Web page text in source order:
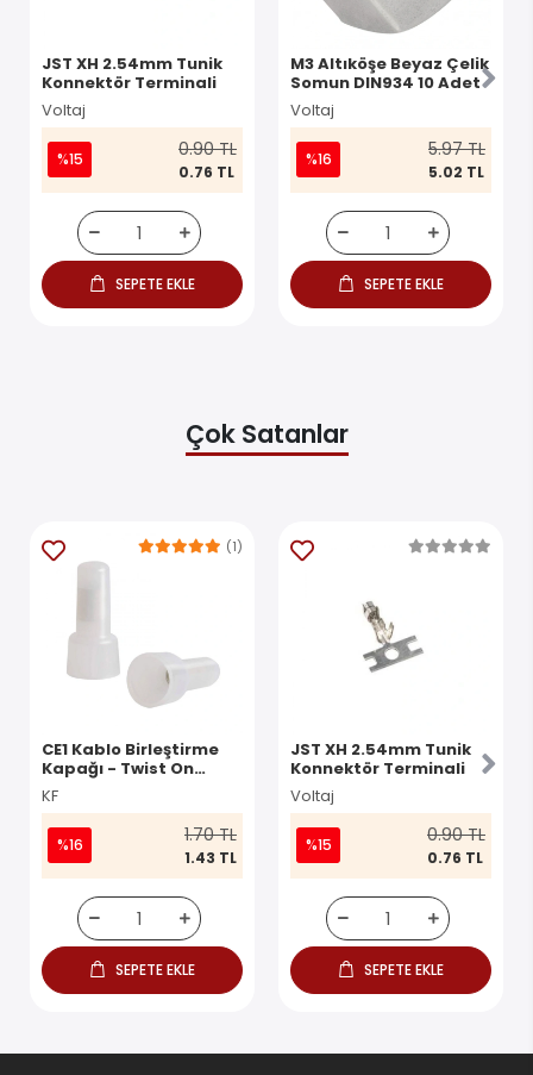
JST XH 2.54mm Tunik
Konnektör Terminali
Voltaj
%15 0.90 TL
0.76 TL
SEPETE EKLE
M3 Altıköşe Beyaz Çelik
Somun DIN934 10 Adet
Voltaj
%16 5.97 TL
5.02 TL
SEPETE EKLE
Çok Satanlar
CE1 Kablo Birleştirme
Kapağı - Twist On
Konnektör
KF
(1)
%16 1.70 TL
1.43 TL
SEPETE EKLE
JST XH 2.54mm Tunik
Konnektör Terminali
Voltaj
%15 0.90 TL
0.76 TL
SEPETE EKLE